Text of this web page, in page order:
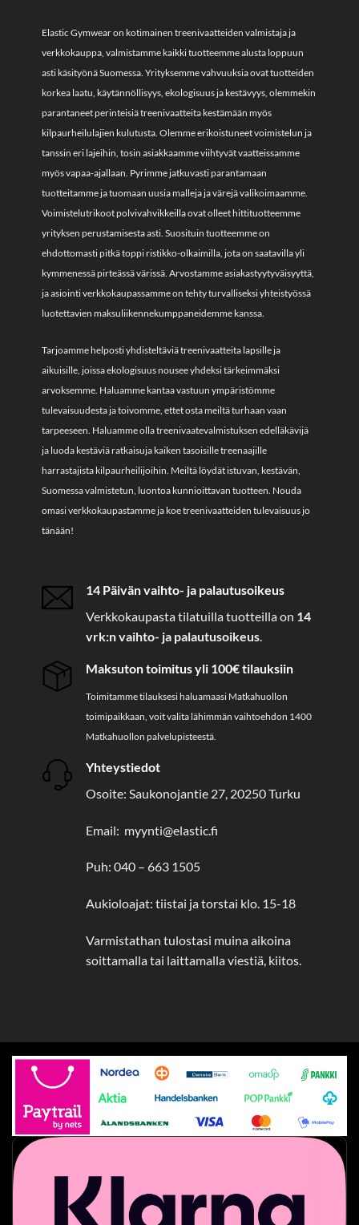
Elastic Gymwear on kotimainen treenivaatteiden valmistaja ja
verkkokauppa, valmistamme kaikki tuotteemme alusta loppuun
asti käsityönä Suomessa. Yrityksemme vahvuuksia ovat tuotteiden
korkea laatu, käytännöllisyys, ekologisuus ja kestävyys, olemmekin
parantaneet perinteisiä treenivaatteita kestämään myös
kilpaurheilulajien kulutusta. Olemme erikoistuneet voimistelun ja
tanssin eri lajeihin, tosin asiakkaamme viihtyvät vaatteissamme
myös vapaa-ajallaan. Pyrimme jatkuvasti parantamaan
tuotteitamme ja tuomaan uusia malleja ja värejä valikoimaamme.
Voimistelutrikoot polvivahvikkeilla ovat olleet hittituotteemme
yrityksen perustamisesta asti. Suosituin tuotteemme on
ehdottomasti pitkä toppi ristikko-olkaimilla, jota on saatavilla yli
kymmenessä pirteässä värissä. Arvostamme asiakastyytyväisyyttä,
ja asiointi verkkokaupassamme on tehty turvalliseksi yhteistyössä
luotettavien maksuliikennekumppaneidemme kanssa.
Tarjoamme helposti yhdisteltäviä treenivaatteita lapsille ja
aikuisille, joissa ekologisuus nousee yhdeksi tärkeimmäksi
arvoksemme. Haluamme kantaa vastuun ympäristömme
tulevaisuudesta ja toivomme, ettet osta meiltä turhaan vaan
tarpeeseen. Haluamme olla treenivaatevalmistuksen edelläkävijä
ja luoda kestäviä ratkaisuja kaiken tasoisille treenaajille
harrastajista kilpaurheilijoihin. Meiltä löydät istuvan, kestävän,
Suomessa valmistetun, luontoa kunnioittavan tuotteen. Nouda
omasi verkkokaupastamme ja koe treenivaatteiden tulevaisuus jo
tänään!
14 Päivän vaihto- ja palautusoikeus
Verkkokaupasta tilatuilla tuotteilla on 14
vrk:n vaihto- ja palautusoikeus
Maksuton toimitus yli 100€ tilauksiin
Toimitamme tilauksesi haluamaasi Matkahuollon
toimipaikkaan, voit valita lähimmän vaihtoehdon 1400
Matkahuollon palvelupisteestä.
Yhteystiedot
Osoite: Saukonojantie 27, 20250 Turku
Email: myynti@elastic.fi
Puh: 040 – 663 1505
Aukioloajat: tiistai ja torstai klo. 15-18
Varmistathan tulostasi muina aikoina
soittamalla tai laittamalla viestiä, kiitos.